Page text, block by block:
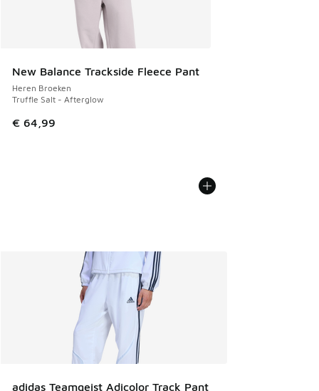
New Balance Trackside Fleece Pant
Heren Broeken
Truffle Salt - Afterglow
€ 64,99
adidas Teamgeist Adicolor Track Pant